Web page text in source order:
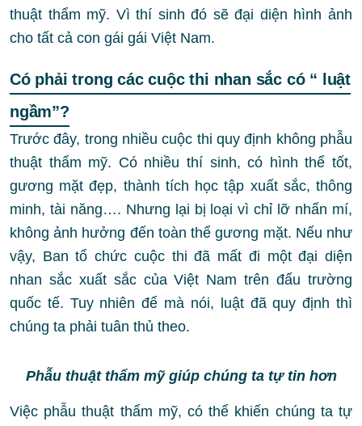
thuật thẩm mỹ. Vì thí sinh đó sẽ đại diện hình ảnh
cho tất cả con gái gái Việt Nam.
Có phải trong các cuộc thi nhan sắc có “ luật
ngầm”?
Trước đây, trong nhiều cuộc thi quy định không phẫu
thuật thẩm mỹ. Có nhiều thí sinh, có hình thể tốt,
gương mặt đẹp, thành tích học tập xuất sắc, thông
minh, tài năng…. Nhưng lại bị loại vì chỉ lỡ nhấn mí,
không ảnh hưởng đến toàn thể gương mặt. Nếu như
vậy, Ban tổ chức cuộc thi đã mất đi một đại diện
nhan sắc xuất sắc của Việt Nam trên đấu trường
quốc tế. Tuy nhiên để mà nói, luật đã quy định thì
chúng ta phải tuân thủ theo.
Phẫu thuật thẩm mỹ giúp chúng ta tự tin hơn
Việc phẫu thuật thẩm mỹ, có thể khiến chúng ta tự